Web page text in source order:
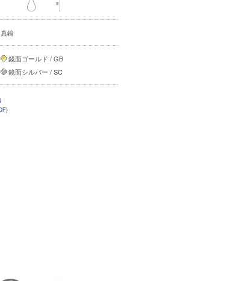
真鍮
鏡面ゴールド / GB
鏡面シルバー / SC